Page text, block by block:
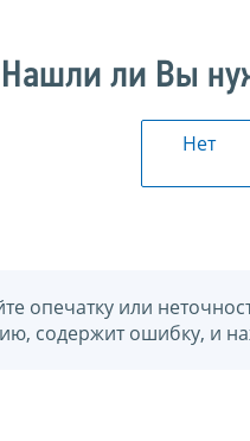
Нашли ли Вы
Нет
опечатку или
содержит ошибку, и